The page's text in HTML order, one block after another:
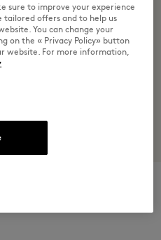
sure to improve your experience
tailored offers and to help us
You can change your
on the « Privacy Policy» button
website. For more information,